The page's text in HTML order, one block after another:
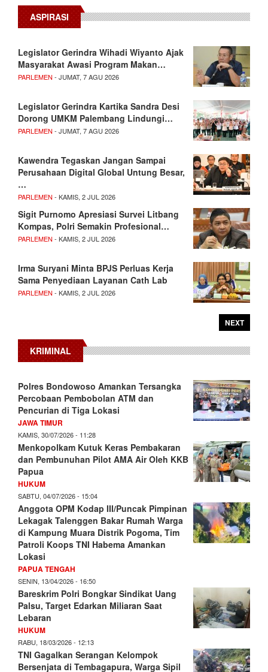
ASPIRASI
Legislator Gerindra Wihadi Wiyanto Ajak
Masyarakat Awasi Program Makan…
PARLEMEN - JUMAT, 7 AGU 2026
Legislator Gerindra Kartika Sandra Desi
Dorong UMKM Palembang Lindungi…
PARLEMEN - JUMAT, 7 AGU 2026
Kawendra Tegaskan Jangan Sampai
Perusahaan Digital Global Untung Besar,
…
PARLEMEN - KAMIS, 2 JUL 2026
Sigit Purnomo Apresiasi Survei Litbang
Kompas, Polri Semakin Profesional…
PARLEMEN - KAMIS, 2 JUL 2026
Irma Suryani Minta BPJS Perluas Kerja
Sama Penyediaan Layanan Cath Lab
PARLEMEN - KAMIS, 2 JUL 2026
NEXT
KRIMINAL
Polres Bondowoso Amankan Tersangka
Percobaan Pembobolan ATM dan
Pencurian di Tiga Lokasi
JAWA TIMUR
KAMIS, 30/07/2026 - 11:28
Menkopolkam Kutuk Keras Pembakaran
dan Pembunuhan Pilot AMA Air Oleh KKB
Papua
HUKUM
SABTU, 04/07/2026 - 15:04
Anggota OPM Kodap III/Puncak Pimpinan
Lekagak Talenggen Bakar Rumah Warga
di Kampung Muara Distrik Pogoma, Tim
Patroli Koops TNI Habema Amankan
Lokasi
PAPUA TENGAH
SENIN, 13/04/2026 - 16:50
Bareskrim Polri Bongkar Sindikat Uang
Palsu, Target Edarkan Miliaran Saat
Lebaran
HUKUM
RABU, 18/03/2026 - 12:13
TNI Gagalkan Serangan Kelompok
Bersenjata di Tembagapura, Warga Sipil